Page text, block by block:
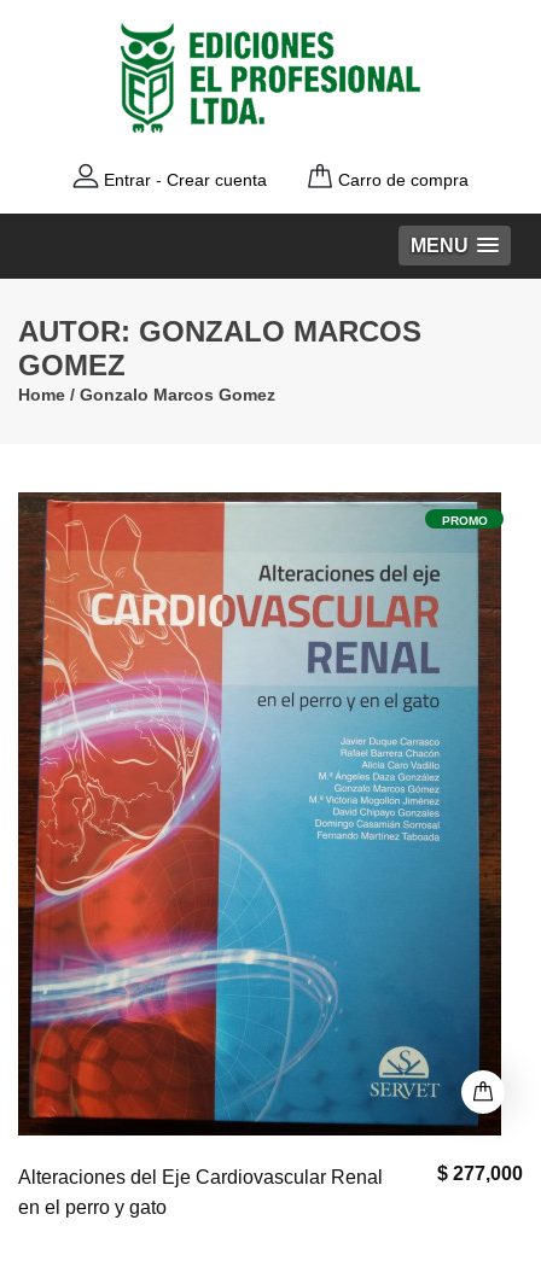
Entrar - Crear cuenta Carro de compra
MENU
AUTOR: GONZALO MARCOS
GOMEZ
Home / Gonzalo Marcos Gomez
PROMO
$ 277,000
Alteraciones del Eje Cardiovascular Renal
en el perro y gato